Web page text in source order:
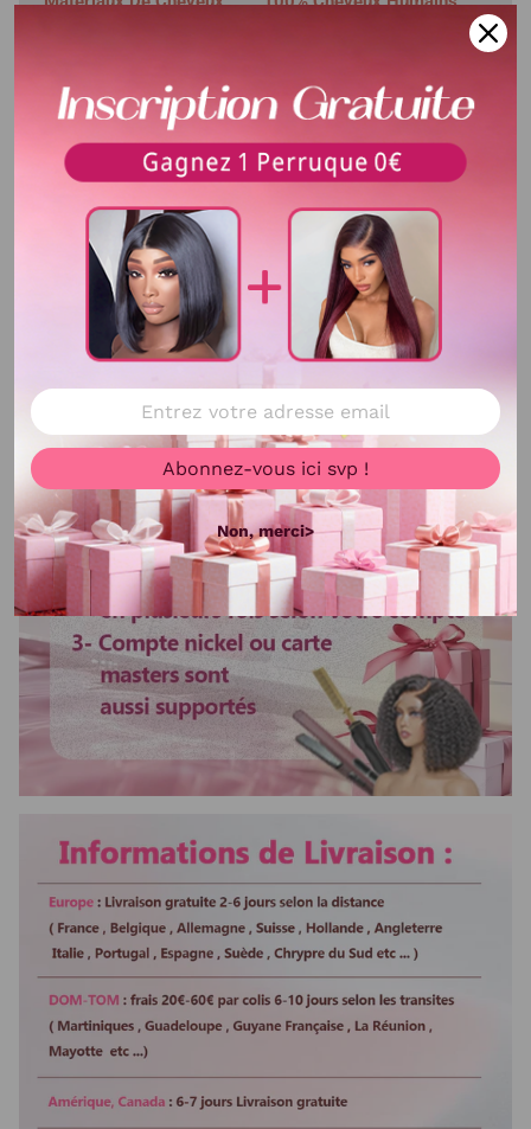
Type de lace Lace frontale 13*4
Longueur 18-30 pouces
Texture Deep Wave
Délai de livraison 3-5 jours Ouvrables
Délai d'utilisation
Plus de 12 mois avec du
bons soin
Couleur de cheveux #4MIX#27
Colorable ou
décolorable
Bandes Ajustable
Voir plus
Abonnez-vous ici svp !
Non, merci>